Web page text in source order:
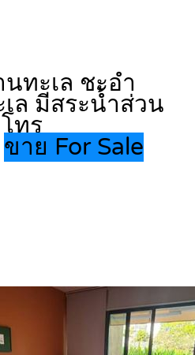
ทะเล ชะอำ
ล มีสระน้ำส่วน
ทร
ขาย For Sale